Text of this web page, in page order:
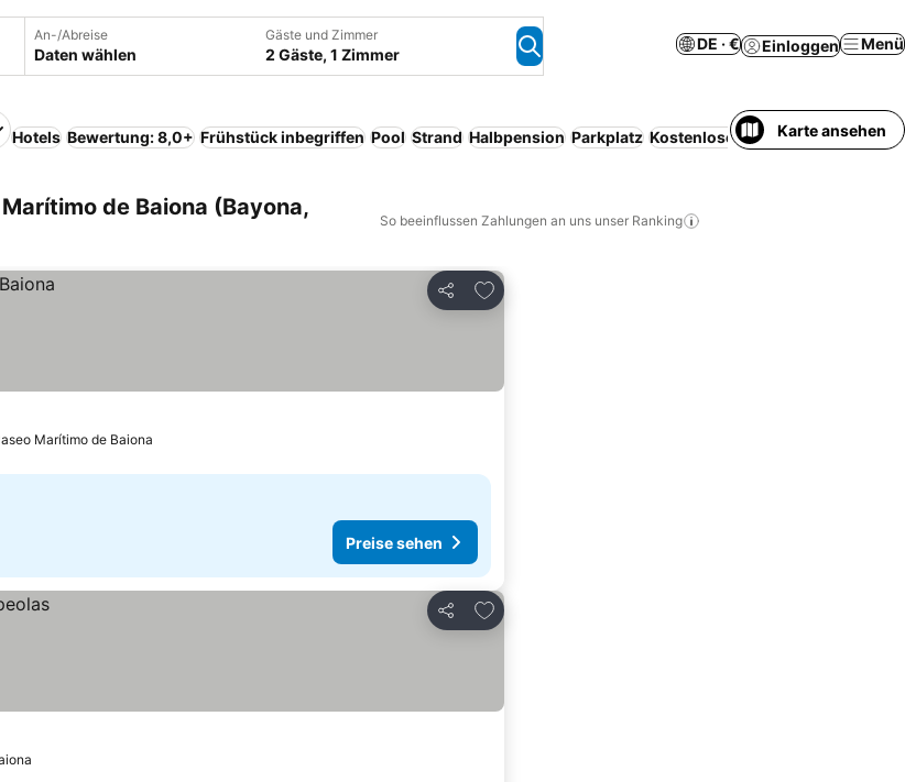
An-/Abreise
Daten wählen
Gäste und Zimmer
2 Gäste, 1 Zimmer
DE · € Einloggen Menü
Hotels Bewertung: 8,0+ Frühstück inbegriffen Pool Strand Halbpension Parkplatz Kostenlose StornierungKarte ansehen
de Baiona (Bayona,
So beeinflussen Zahlungen an uns unser Ranking
Teilen
Zu Favoriten hinzufügen
Marítimo de Baiona
Preise sehen
Teilen
Zu Favoriten hinzufügen